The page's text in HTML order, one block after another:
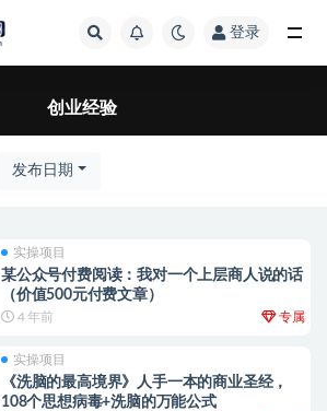
登录
创业经验
发布日期
实操项目
某公众号付费阅读：我对一个上层商人说的话
（价值500元付费文章）
4 年前 专属
实操项目
《洗脑的最高境界》人手一本的商业圣经，
108个思想病毒+洗脑的万能公式